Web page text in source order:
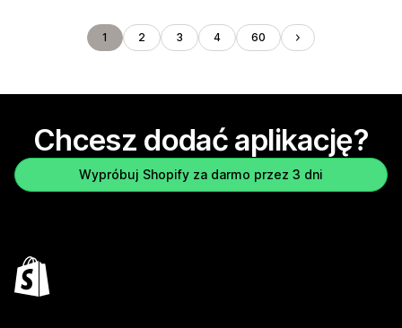
1 2 3 4 60
Chcesz dodać aplikację?
Wypróbuj Shopify za darmo przez 3 dni